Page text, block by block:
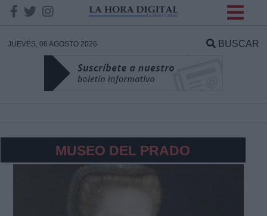
JUEVES, 06 AGOSTO 2026 BUSCAR
MUSEO DEL PRADO
DATOS
Responsable: